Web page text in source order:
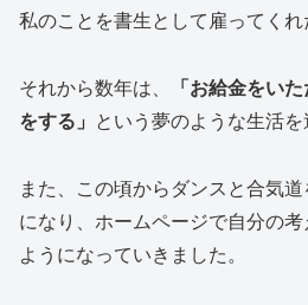
私のことを書生として雇ってくれ
それから数年は、
「お給金をい
をする」
という夢のような生活を
また、この頃からダンスと合気
になり、ホームページで自分の
ようになっていきました。